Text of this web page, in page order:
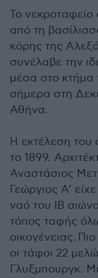
Το νεκροταφείο
από τη
κόρης της
συνέλαβε την
μέσα στο
σήμερα στη
Αθήνα.
Η εκτέλεση του
το 1899.
Αναστάσιος
Γεώργιος Α’
ναό του ΙΒ
τόπος ταφής
οικογένειας.
οι τάφοι 22
Γλυξμπουργκ.